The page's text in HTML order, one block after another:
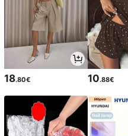
18.80€ 10.88€